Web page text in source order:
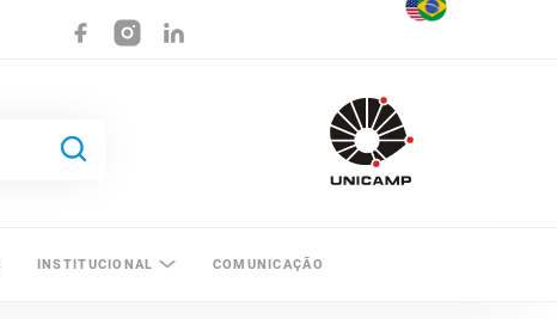
INSTITUCIONAL COMUNICAÇÃO